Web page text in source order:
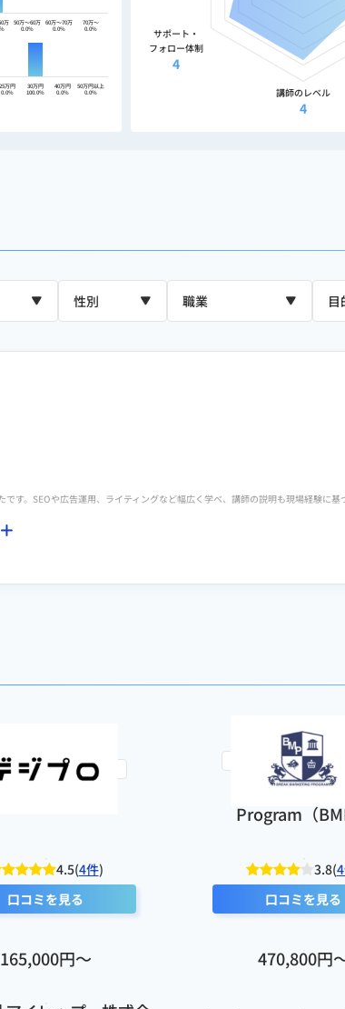
万 50万〜60万
0.0%
60万〜70万
0.0%
70万〜
0.0%
25万円
0.0%
30万円
100.0%
40万円
0.0%
50万円以上
0.0%
サポート・
フォロー体制
4
講師のレベル
4
。SEOや広告運用、ライティングなど幅広く学べ、講師の説明も現場経験に基
人や、副業・独立を目指す人には特に向いているスクールだと思います。
Program（
4.5(4件)
口コミを見る
3.8(
口コミを見る
165,000円〜 470,800円